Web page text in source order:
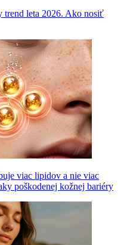
trend leta 2026. Ako nosiť
viac lipidov a nie viac
poškodenej kožnej bariéry